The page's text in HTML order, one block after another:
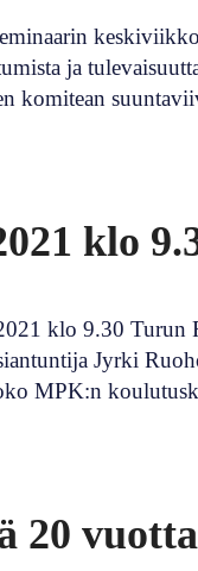
ja
komitean
klo
klo 9.30 Turun
Jyrki
MPK:n
20 vuotta